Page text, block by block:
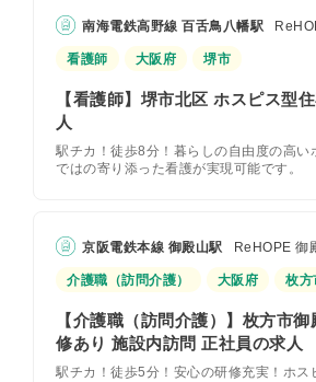
南海電鉄高野線 百舌鳥八幡駅
看護師 大阪府 堺市
【看護師】堺市北区 ホスピス型
人
駅チカ！徒歩8分！暮らしの自由度の高い
ではの寄り添った看護が実現可能です。
京阪電鉄本線 御殿山駅 ReHOPE 御
介護職（訪問介護） 大阪府 枚方
【介護職（訪問介護）】枚方市
修あり 施設内訪問 正社員の求人
駅チカ！徒歩5分！安心の研修充実！ホス